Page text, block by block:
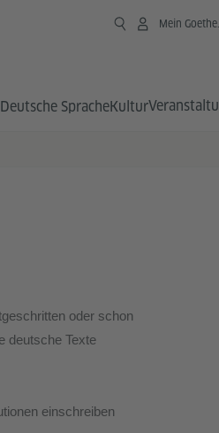
Mein
Deutsche SpracheKultur